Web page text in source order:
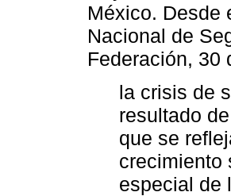
México. Desde
Nacional de
Federación, 30
la crisis de
resultado
que se
crecimiento
especial de